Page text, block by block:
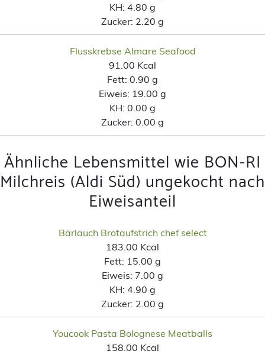
KH: 4.80 g
Zucker: 2.20 g
Flusskrebse Almare Seafood
91.00 Kcal
Fett: 0.90 g
Eiweis: 19.00 g
KH: 0.00 g
Zucker: 0.00 g
Ähnliche Lebensmittel wie BON-RI
Milchreis (Aldi Süd) ungekocht nach
Eiweisanteil
Bärlauch Brotaufstrich chef select
183.00 Kcal
Fett: 15.00 g
Eiweis: 7.00 g
KH: 4.90 g
Zucker: 2.00 g
Youcook Pasta Bolognese Meatballs
158.00 Kcal